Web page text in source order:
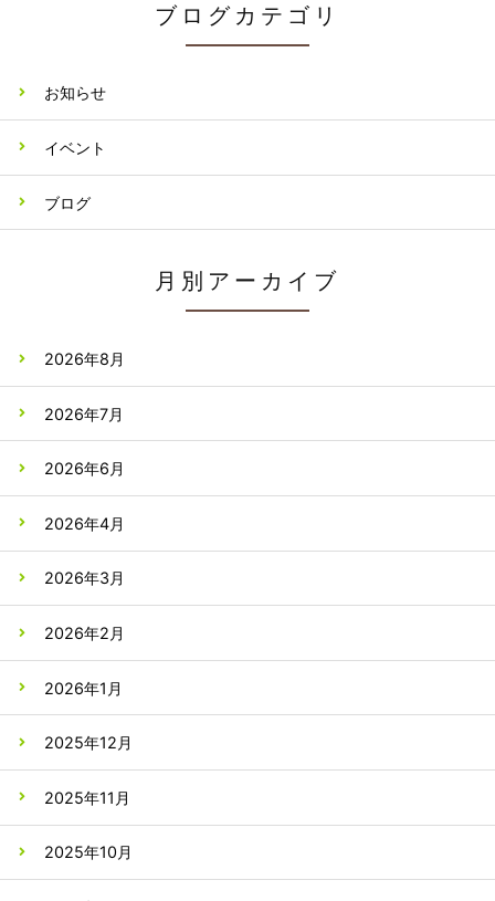
ブログカテゴリ
お知らせ
イベント
ブログ
月別アーカイブ
2026年8月
2026年7月
2026年6月
2026年4月
2026年3月
2026年2月
2026年1月
2025年12月
2025年11月
2025年10月